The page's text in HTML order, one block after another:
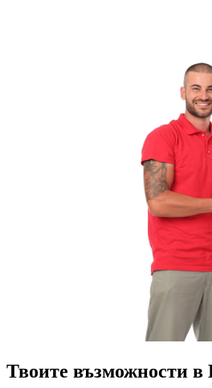
Твоите възможности в